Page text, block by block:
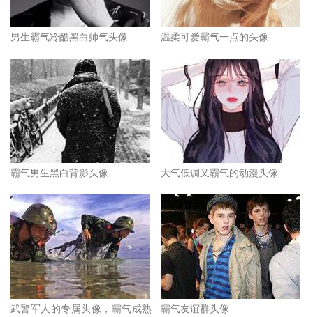
男生霸气冷酷黑白帅气头像 温柔可爱霸气一点的头像
霸气男生黑白背影头像 大气低调又霸气的动漫头像
武警军人的专属头像，霸气成熟
霸气友谊群头像